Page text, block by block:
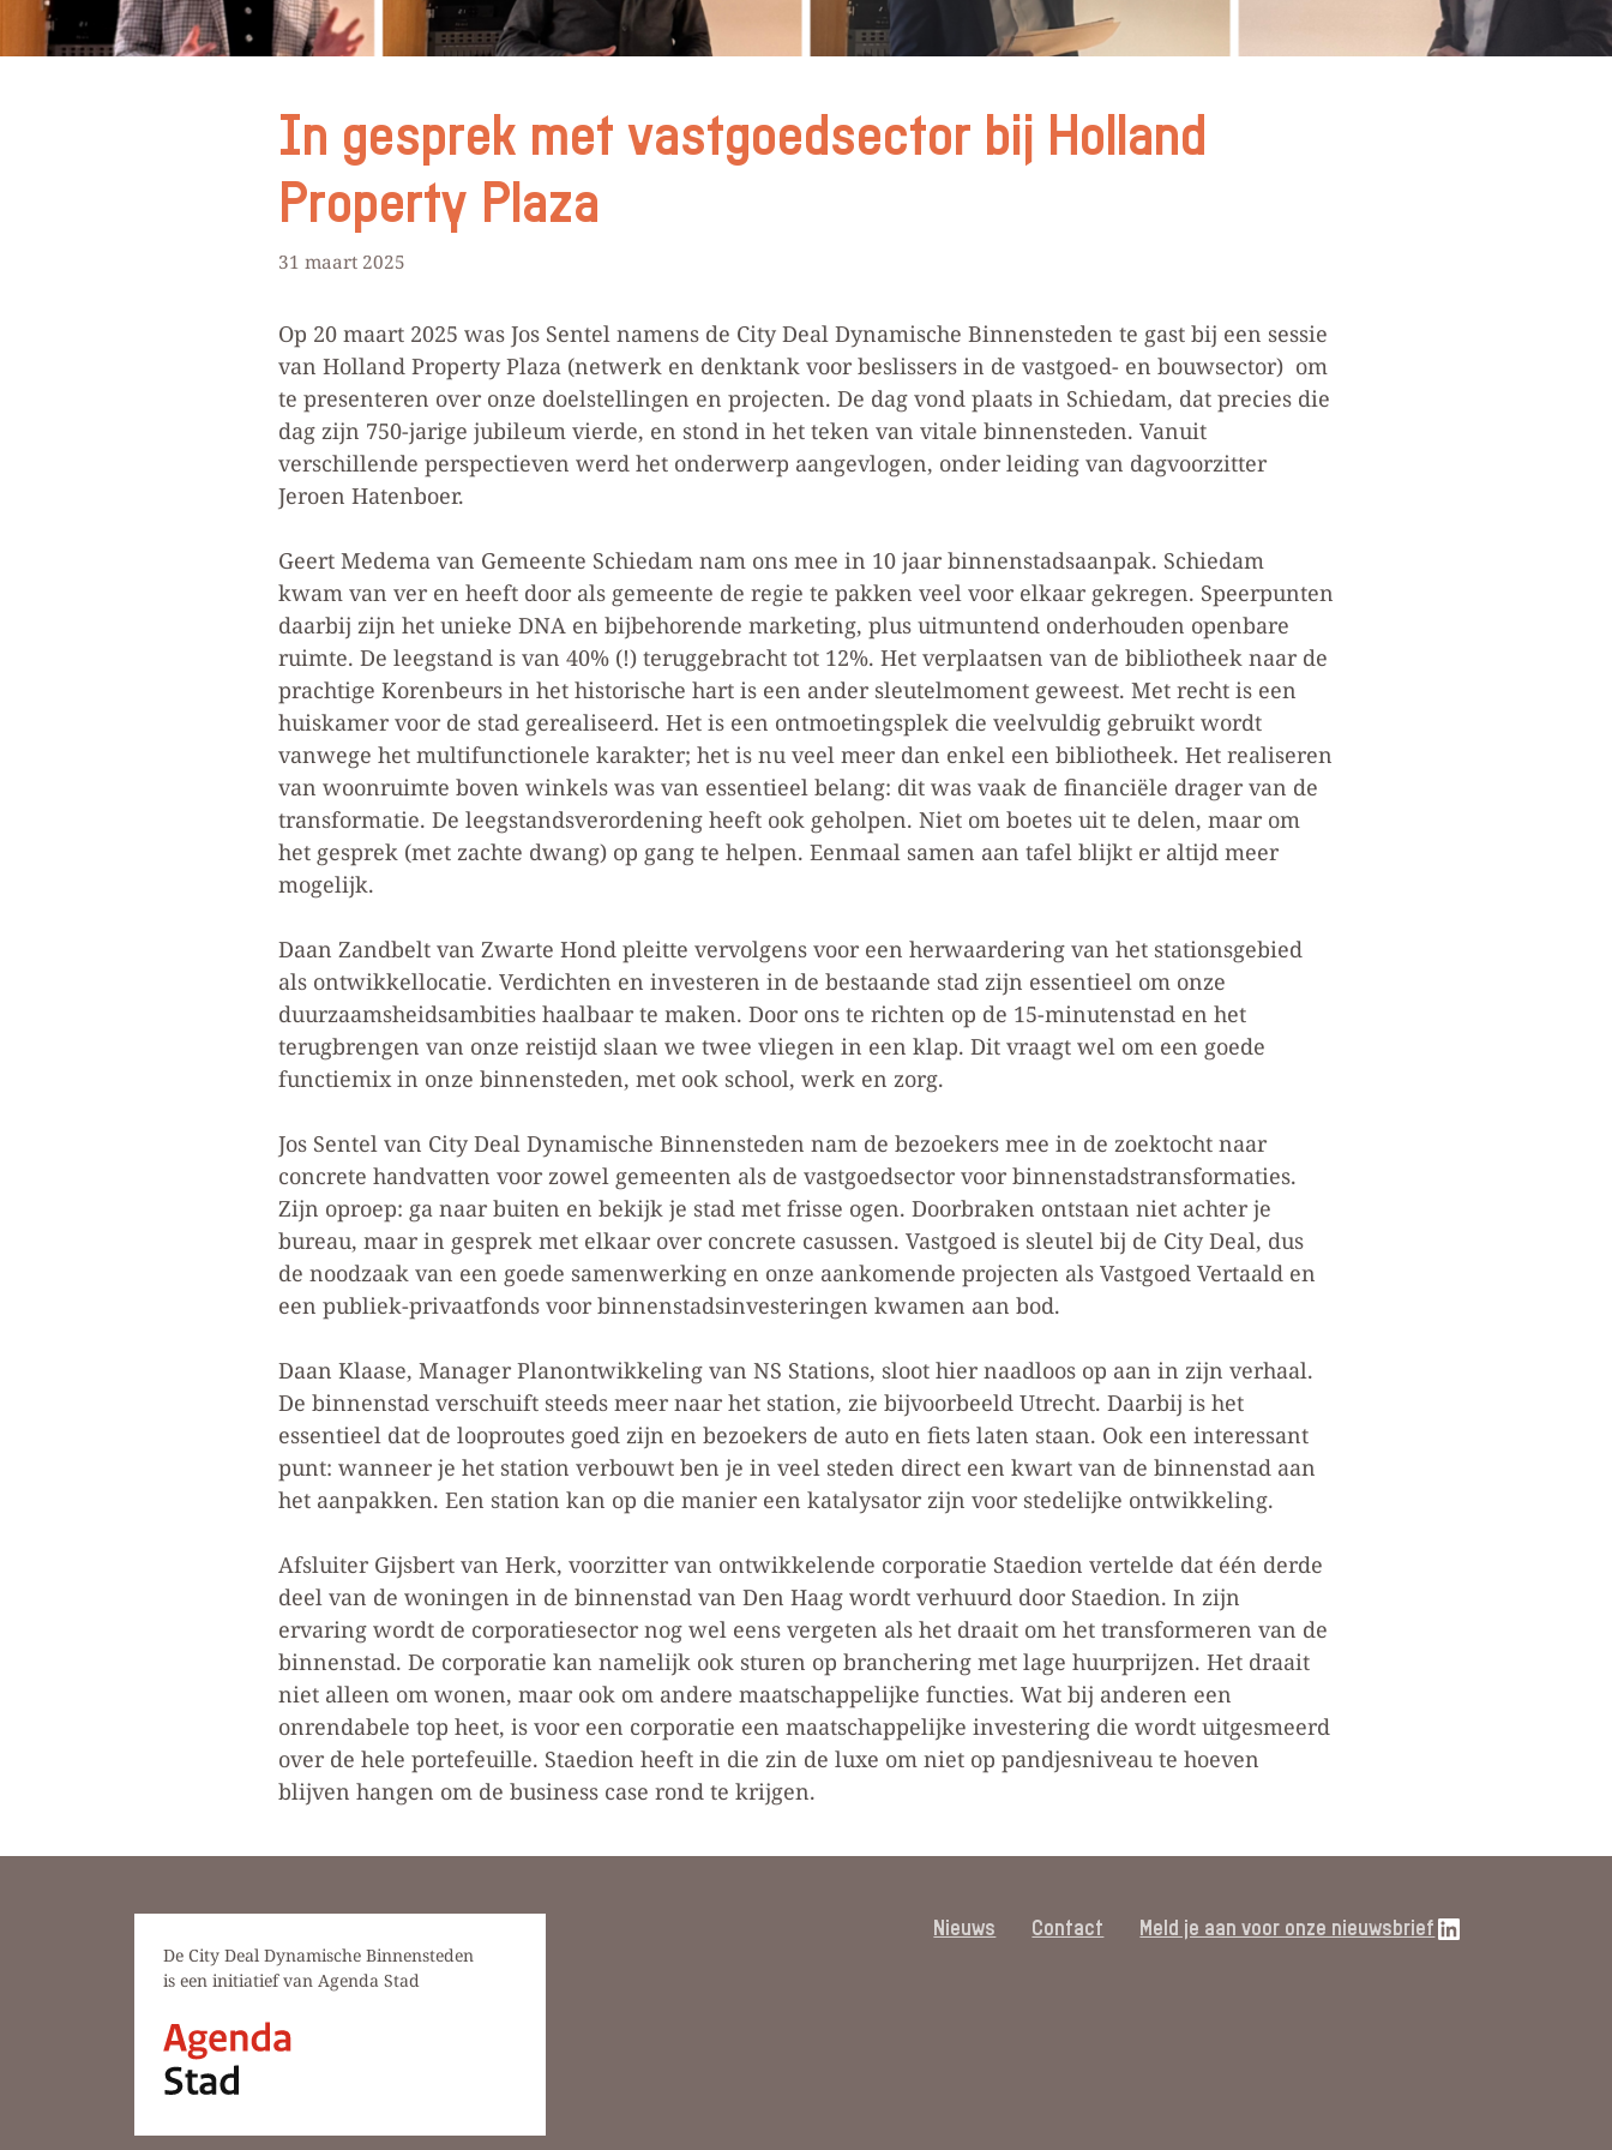
In gesprek met vastgoedsector bij Holland
Property Plaza
31 maart 2025
Op 20 maart 2025 was Jos Sentel namens de City Deal Dynamische Binnensteden te gast bij een sessie
van Holland Property Plaza (netwerk en denktank voor beslissers in de vastgoed- en bouwsector) om
te presenteren over onze doelstellingen en projecten. De dag vond plaats in Schiedam, dat precies die
dag zijn 750-jarige jubileum vierde, en stond in het teken van vitale binnensteden. Vanuit
verschillende perspectieven werd het onderwerp aangevlogen, onder leiding van dagvoorzitter
Jeroen Hatenboer.
Geert Medema van Gemeente Schiedam nam ons mee in 10 jaar binnenstadsaanpak. Schiedam
kwam van ver en heeft door als gemeente de regie te pakken veel voor elkaar gekregen. Speerpunten
daarbij zijn het unieke DNA en bijbehorende marketing, plus uitmuntend onderhouden openbare
ruimte. De leegstand is van 40% (!) teruggebracht tot 12%. Het verplaatsen van de bibliotheek naar de
prachtige Korenbeurs in het historische hart is een ander sleutelmoment geweest. Met recht is een
huiskamer voor de stad gerealiseerd. Het is een ontmoetingsplek die veelvuldig gebruikt wordt
vanwege het multifunctionele karakter; het is nu veel meer dan enkel een bibliotheek. Het realiseren
van woonruimte boven winkels was van essentieel belang: dit was vaak de financiële drager van de
transformatie. De leegstandsverordening heeft ook geholpen. Niet om boetes uit te delen, maar om
het gesprek (met zachte dwang) op gang te helpen. Eenmaal samen aan tafel blijkt er altijd meer
mogelijk.
Daan Zandbelt van Zwarte Hond pleitte vervolgens voor een herwaardering van het stationsgebied
als ontwikkellocatie. Verdichten en investeren in de bestaande stad zijn essentieel om onze
duurzaamsheidsambities haalbaar te maken. Door ons te richten op de 15-minutenstad en het
terugbrengen van onze reistijd slaan we twee vliegen in een klap. Dit vraagt wel om een goede
functiemix in onze binnensteden, met ook school, werk en zorg.
Jos Sentel van City Deal Dynamische Binnensteden nam de bezoekers mee in de zoektocht naar
concrete handvatten voor zowel gemeenten als de vastgoedsector voor binnenstadstransformaties.
Zijn oproep: ga naar buiten en bekijk je stad met frisse ogen. Doorbraken ontstaan niet achter je
bureau, maar in gesprek met elkaar over concrete casussen. Vastgoed is sleutel bij de City Deal, dus
de noodzaak van een goede samenwerking en onze aankomende projecten als Vastgoed Vertaald en
een publiek-privaatfonds voor binnenstadsinvesteringen kwamen aan bod.
Daan Klaase, Manager Planontwikkeling van NS Stations, sloot hier naadloos op aan in zijn verhaal.
De binnenstad verschuift steeds meer naar het station, zie bijvoorbeeld Utrecht. Daarbij is het
essentieel dat de looproutes goed zijn en bezoekers de auto en fiets laten staan. Ook een interessant
punt: wanneer je het station verbouwt ben je in veel steden direct een kwart van de binnenstad aan
het aanpakken. Een station kan op die manier een katalysator zijn voor stedelijke ontwikkeling.
Afsluiter Gijsbert van Herk, voorzitter van ontwikkelende corporatie Staedion vertelde dat één derde
deel van de woningen in de binnenstad van Den Haag wordt verhuurd door Staedion. In zijn
ervaring wordt de corporatiesector nog wel eens vergeten als het draait om het transformeren van de
binnenstad. De corporatie kan namelijk ook sturen op branchering met lage huurprijzen. Het draait
niet alleen om wonen, maar ook om andere maatschappelijke functies. Wat bij anderen een
onrendabele top heet, is voor een corporatie een maatschappelijke investering die wordt uitgesmeerd
over de hele portefeuille. Staedion heeft in die zin de luxe om niet op pandjesniveau te hoeven
blijven hangen om de business case rond te krijgen.
De City Deal Dynamische Binnensteden
is een initiatief van Agenda Stad
Nieuws Contact Meld je aan voor onze nieuwsbriefLinkedIn link